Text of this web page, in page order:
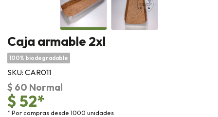
Caja armable 2xl
100% biodegradable
SKU: CAR011
$ 60 Normal
$ 52*
* Por compras desde 1000 unidades